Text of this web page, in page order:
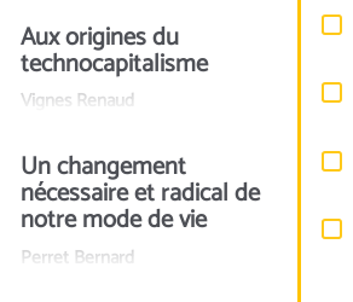
Aux origines du
technocapitalisme
Vignes Renaud
Un changement
nécessaire et radical de
notre mode de vie
Perret Bernard